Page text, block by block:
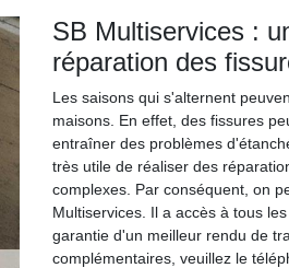
SB Multiservices :
réparation des
Les saisons qui s'alternent
maisons. En effet, des fissures
entraîner des problèmes
très utile de réaliser des
complexes. Par conséquent, on
Multiservices. Il a accès à tous
garantie d'un meilleur rendu de
complémentaires, veuillez le